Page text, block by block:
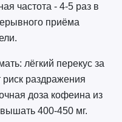
частота - 4-5 раз в
приёма
лёгкий перекус за
раздражения
доза кофеина из
400-450 мг.